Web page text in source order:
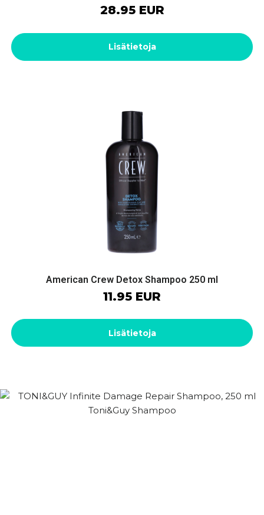
28.95 EUR
Lisätietoja
American Crew Detox Shampoo 250 ml
11.95 EUR
Lisätietoja